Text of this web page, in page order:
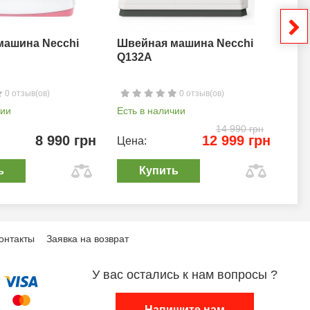
Necchi
0 отзыв(ов)
8 990 грн
Швейная машина Necchi
Q132A
0 отзыв(ов)
Есть в наличии
14 990 грн
Цена: 12 999 грн
Купить
Заявка на возврат
У вас остались к нам вопросы ?